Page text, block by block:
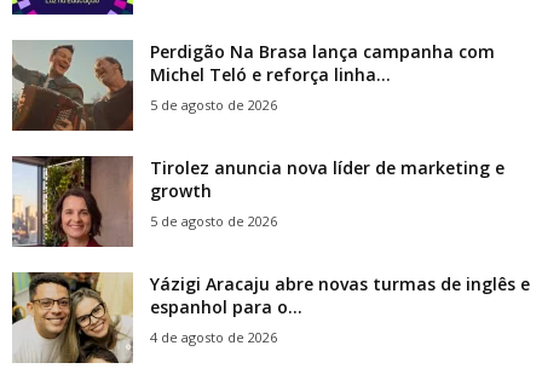
Perdigão Na Brasa lança campanha com
Michel Teló e reforça linha...
5 de agosto de 2026
Tirolez anuncia nova líder de marketing e
growth
5 de agosto de 2026
Yázigi Aracaju abre novas turmas de inglês e
espanhol para o...
4 de agosto de 2026